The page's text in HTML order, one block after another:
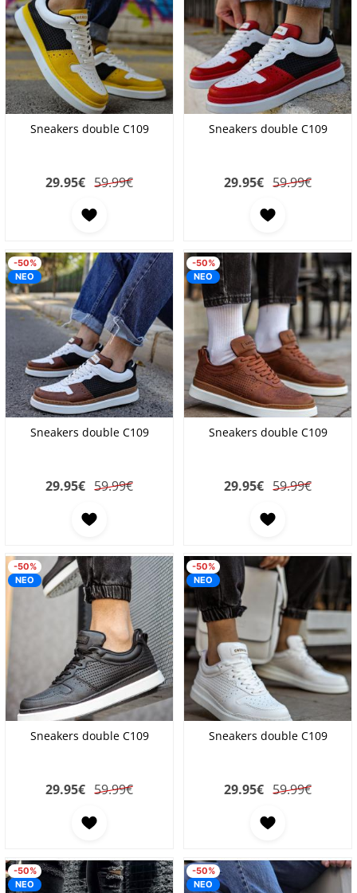
Sneakers double C109
29.95€ 59.99€
Προσθήκη στα αγαπημένα
Sneakers double C109
29.95€ 59.99€
Προσθήκη στα
Sneakers double C109
-50%
ΝΕΟ
29.95€ 59.99€
Προσθήκη στα αγαπημένα
Sneakers double C109
-50%
ΝΕΟ
29.95€ 59.99€
Προσθήκη στα
Sneakers double C109
-50%
ΝΕΟ
29.95€ 59.99€
Προσθήκη στα αγαπημένα
Sneakers double C109
-50%
ΝΕΟ
29.95€ 59.99€
Προσθήκη στα
-50%
ΝΕΟ
-50%
ΝΕΟ